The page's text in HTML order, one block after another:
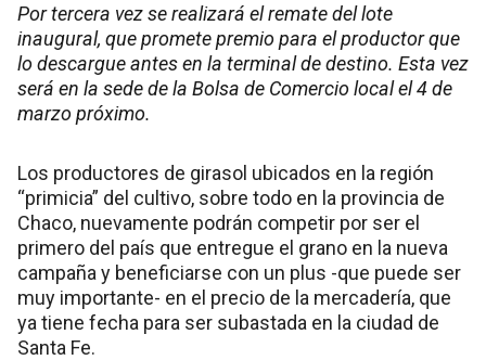
Por tercera vez se realizará el remate del lote
inaugural, que promete premio para el productor que
lo descargue antes en la terminal de destino. Esta vez
será en la sede de la Bolsa de Comercio local el 4 de
marzo próximo.
Los productores de girasol ubicados en la región
“primicia” del cultivo, sobre todo en la provincia de
Chaco, nuevamente podrán competir por ser el
primero del país que entregue el grano en la nueva
campaña y beneficiarse con un plus -que puede ser
muy importante- en el precio de la mercadería, que
ya tiene fecha para ser subastada en la ciudad de
Santa Fe.